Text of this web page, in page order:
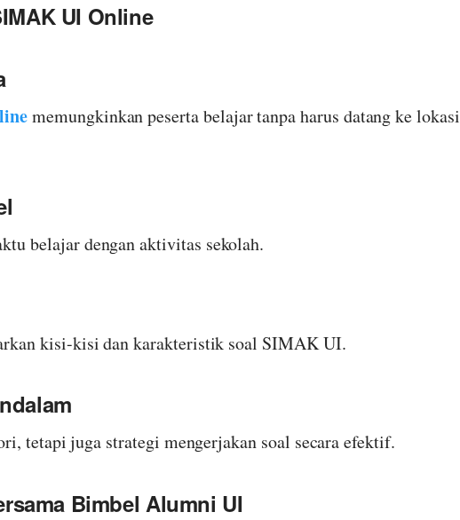
UI Online
memungkinkan peserta belajar tanpa harus datang ke lokasi
belajar dengan aktivitas sekolah.
kisi-kisi dan karakteristik soal SIMAK UI.
tetapi juga strategi mengerjakan soal secara efektif.
Bimbel Alumni UI